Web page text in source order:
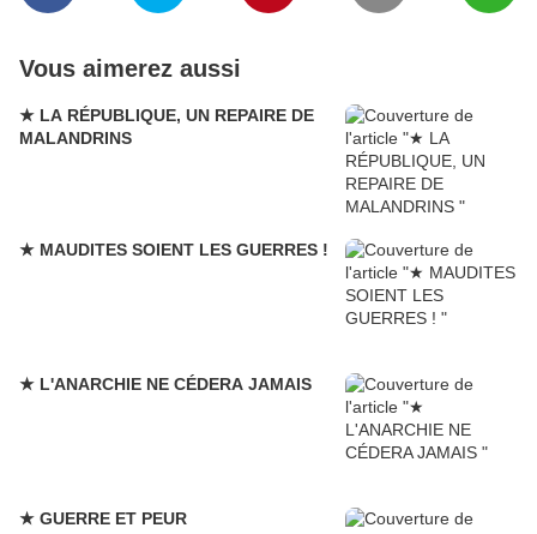
Vous aimerez aussi
★ LA RÉPUBLIQUE, UN REPAIRE DE
MALANDRINS
★ MAUDITES SOIENT LES GUERRES !
★ L'ANARCHIE NE CÉDERA JAMAIS
★ GUERRE ET PEUR